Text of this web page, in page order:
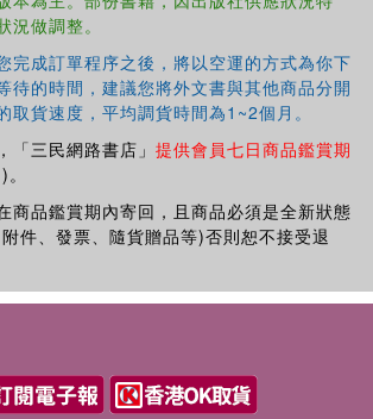
the tapestry of life's complexities.
finds its place within these
presence as an intrinsic part of the
all its beauty and complications,
glimpse into the most profound
Yearning and longing, the silent
woven throughout, illustrating the
做調整。
完成訂單程序之後，將以空運的方式為你下
待的時間，建議您將外文書與其他商品分開
取貨速度，平均調貨時間為1~2個月。
「三民網路書店」 提供會員七日商品鑑賞期
商品鑑賞期內寄回，且商品必須是全新狀態
件、發票、隨貨贈品等)否則恕不接受退